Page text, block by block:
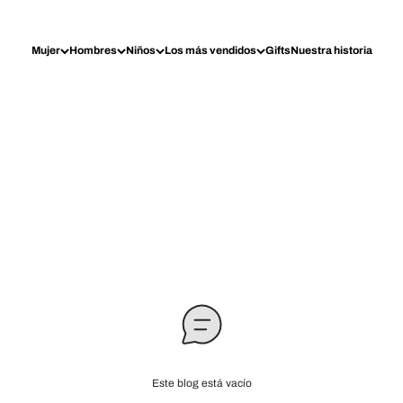
Mujer Hombres Niños Los más vendidos GiftsNuestra historia
Este blog está vacío